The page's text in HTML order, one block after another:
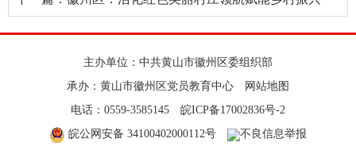
主办单位：中共黄山市徽州区委组织部
承办：黄山市徽州区党员教育中心
网站地图
电话：0559-3585145
皖ICP备17002836号-2
皖公网安备 34100402000112号
不良信息举报